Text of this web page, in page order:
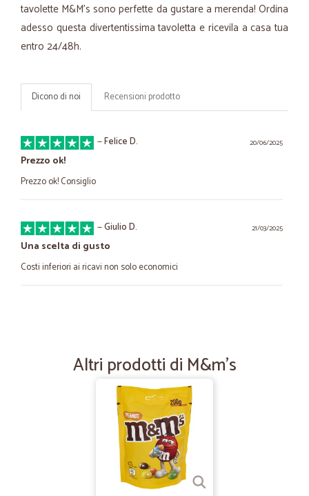
tavolette M&M’s sono perfette da gustare a merenda! Ordina
adesso questa divertentissima tavoletta e ricevila a casa tua
entro 24/48h.
Dicono di noi Recensioni prodotto
20/06/2025
—Felice D.
Prezzo ok!
Prezzo ok! Consiglio
21/03/2025
—Giulio D.
Una scelta di gusto
Costi inferiori ai ricavi non solo economici
Manuela L.
Puntuali, precisi ottimo servizio
Claudia G.
Altri prodotti di M&m's